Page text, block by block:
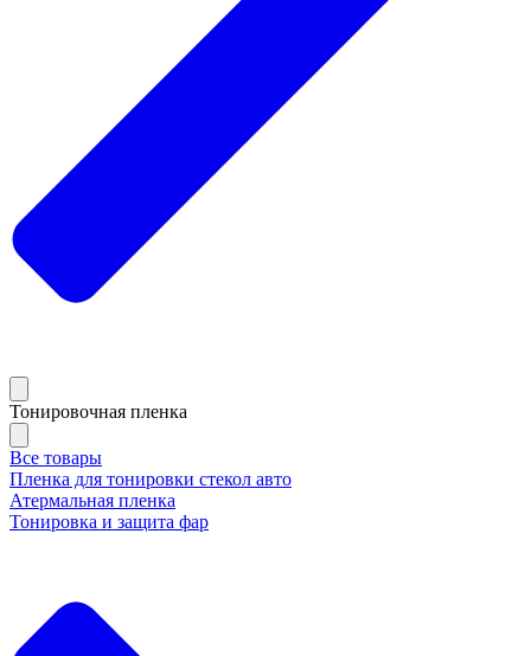
Тонировочная пленка
Все товары
Пленка для тонировки стекол авто
Атермальная пленка
Тонировка и защита фар